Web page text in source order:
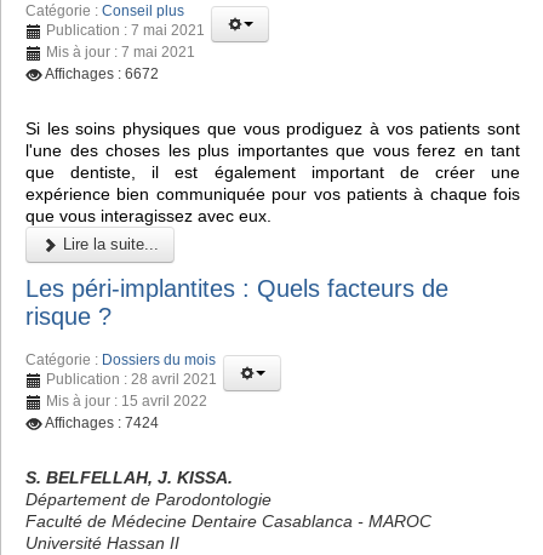
Catégorie : Conseil plus
Publication : 7 mai 2021
Mis à jour : 7 mai 2021
Affichages : 6672
Si les soins physiques que vous prodiguez à vos patients sont
l'une des choses les plus importantes que vous ferez en tant
que dentiste, il est également important de créer une
expérience bien communiquée pour vos patients à chaque fois
que vous interagissez avec eux.
Lire la suite...
Les péri-implantites : Quels facteurs de
risque ?
Catégorie : Dossiers du mois
Publication : 28 avril 2021
Mis à jour : 15 avril 2022
Affichages : 7424
S. BELFELLAH, J. KISSA.
Département de Parodontologie
Faculté de Médecine Dentaire Casablanca - MAROC
Université Hassan II